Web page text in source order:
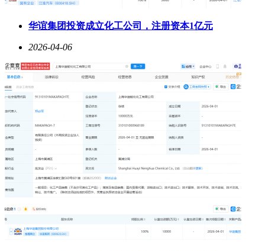
华谊集团投资成立化工公司，注册资本1亿元
2026-04-06